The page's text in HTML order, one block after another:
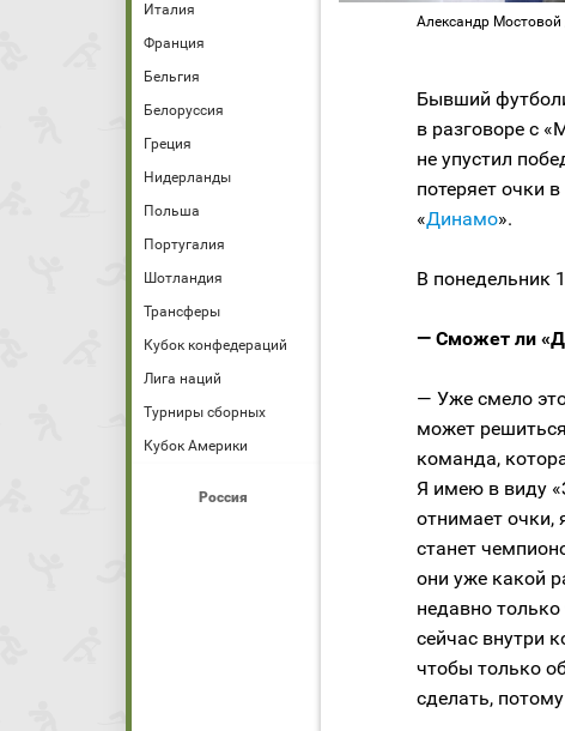
Италия
Франция
Бельгия
Белоруссия
Греция
Нидерланды
Польша
Португалия
Шотландия
Трансферы
Кубок конфедераций
Лига наций
Турниры сборных
Кубок Америки
Россия
Александр
Бывший
в разговоре с
не упустил
потеряет очки
«Динамо».
В понедельник
— Сможет ли
— Уже смело
может
команда,
Я имею в виду
отнимает очки,
станет
они уже какой
недавно
сейчас внутри
чтобы только
сделать,